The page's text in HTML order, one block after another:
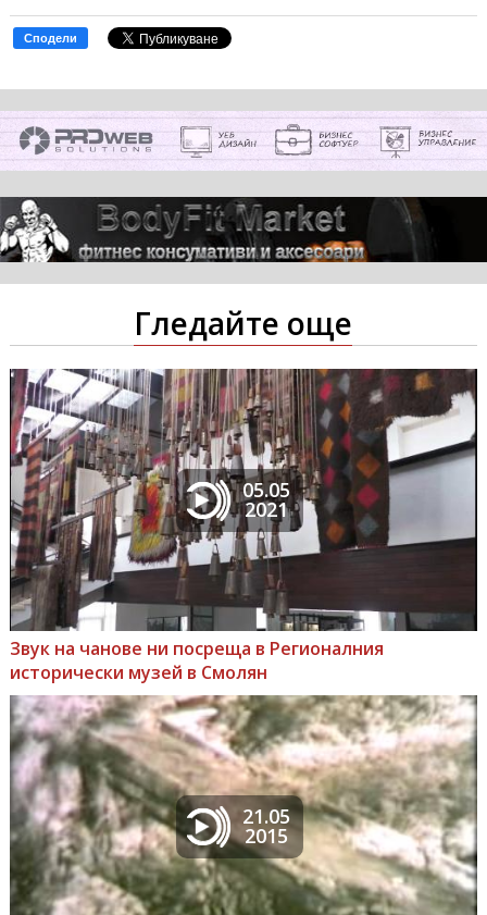
Сподели
Гледайте още
05.05
2021
Звук на чанове ни посреща в Регионалния
исторически музей в Смолян
21.05
2015